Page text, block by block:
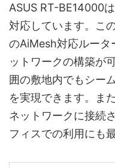
ASUS RT-BE14000
対応しています。こ
のAiMesh対応ルータ
ットワークの構築が
囲の敷地内でもシー
を実現できます。ま
ネットワークに接続
フィスでの利用にも